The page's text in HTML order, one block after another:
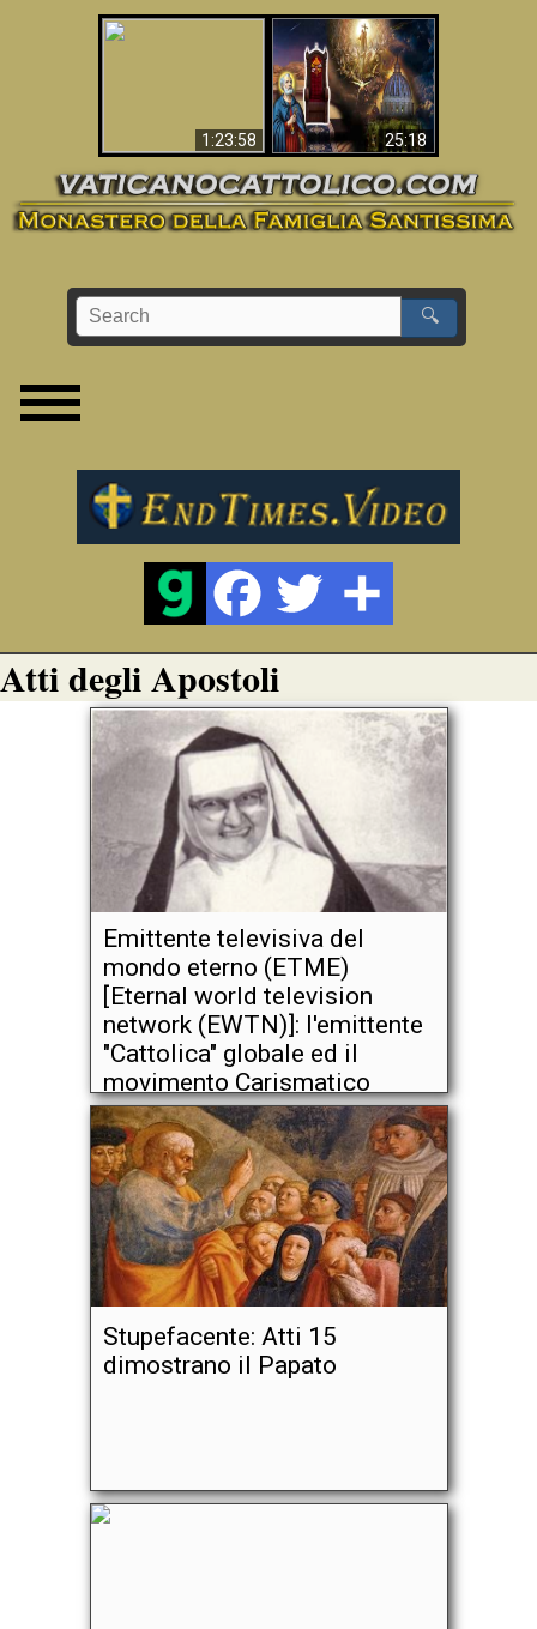
1:23:58 25:18
La Bibbia ha previsto
70 anni senza Papa?
🔍
Atti degli Apostoli
Emittente televisiva del
mondo eterno (ETME)
[Eternal world television
network (EWTN)]: l'emittente
"Cattolica" globale ed il
movimento Carismatico
Stupefacente: Atti 15
dimostrano il Papato